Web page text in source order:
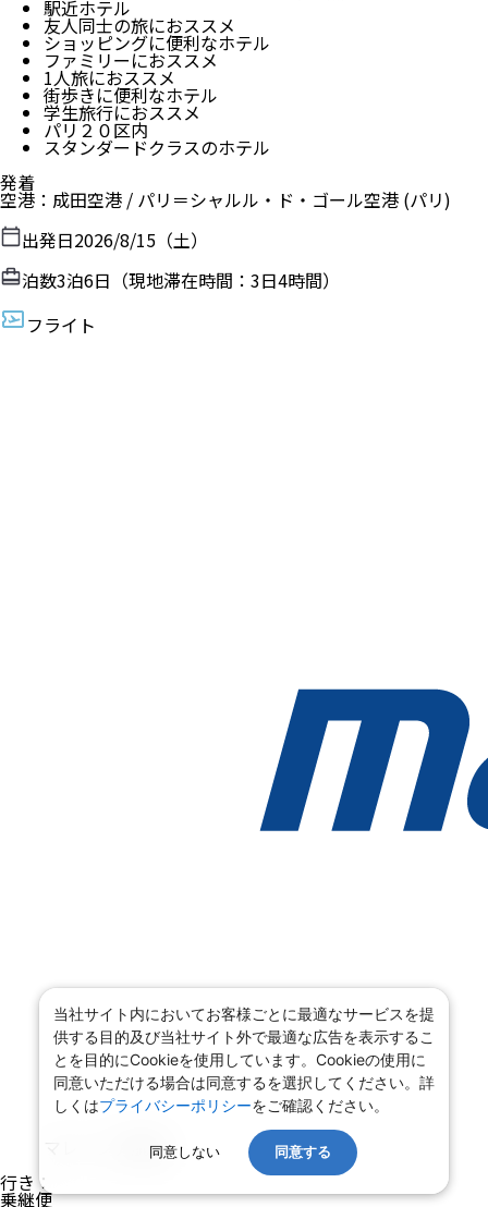
駅近ホテル
友人同士の旅におススメ
ショッピングに便利なホテル
ファミリーにおススメ
1人旅におススメ
街歩きに便利なホテル
学生旅行におススメ
パリ２０区内
スタンダードクラスのホテル
発着
空港 ： 成田空港 / パリ＝シャルル・ド・ゴール空港 (パリ)
出発日2026/8/15（土）
泊数3泊6日（現地滞在時間： 3日4時間）
フライト
マレーシア航空
行き ：
乗継便
当社サイト内においてお客様ごとに最適なサービスを提
供する目的及び当社サイト外で最適な広告を表示するこ
とを目的にCookieを使用しています。Cookieの使用に
同意いただける場合は同意するを選択してください。詳
しくはプライバシーポリシーをご確認ください。
同意しない 同意する